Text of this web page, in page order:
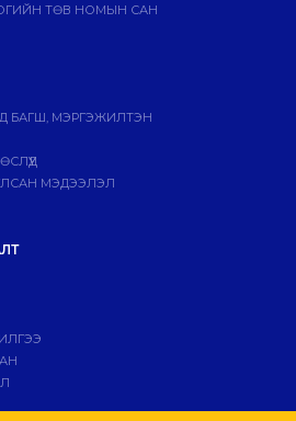
ТӨВ НОМЫН САН
БАГШ, МЭРГЭЖИЛТЭН
МЭДЭЭЛЭЛ